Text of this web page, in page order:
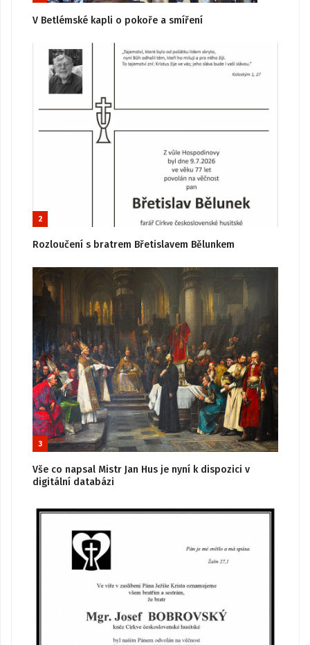
V Betlémské kapli o pokoře a smíření
2
Rozloučení s bratrem Břetislavem Bělunkem
3
Vše co napsal Mistr Jan Hus je nyní k dispozici v
digitální databázi